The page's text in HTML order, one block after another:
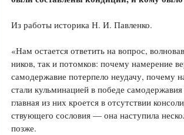
1752 ответа
Олимпиады
ответа
ГИА
ответов
Из работы историка Н. И. Павленко.
«Нам остается ответить на вопрос,
ников, так и потомков: почему намерение
самодержавие потерпело неудачу, почему
стали кульминацией в победе
главная из них кроется в отсутствии
ствующего сословия — она наступила
позже.